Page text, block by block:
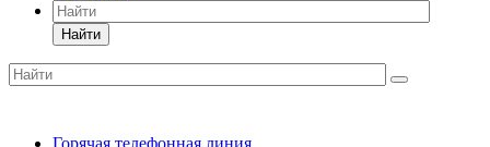
Найти
Горячая телефонная линия